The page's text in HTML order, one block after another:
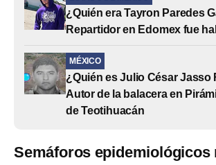
¿Quién era Tayron Paredes
Repartidor en Edomex fue
MÉXICO
¿Quién es Julio César Jasso
Autor de la balacera en
de Teotihuacán
Semáforos epidemiológicos